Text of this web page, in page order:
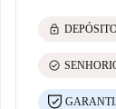
lock
check_circle